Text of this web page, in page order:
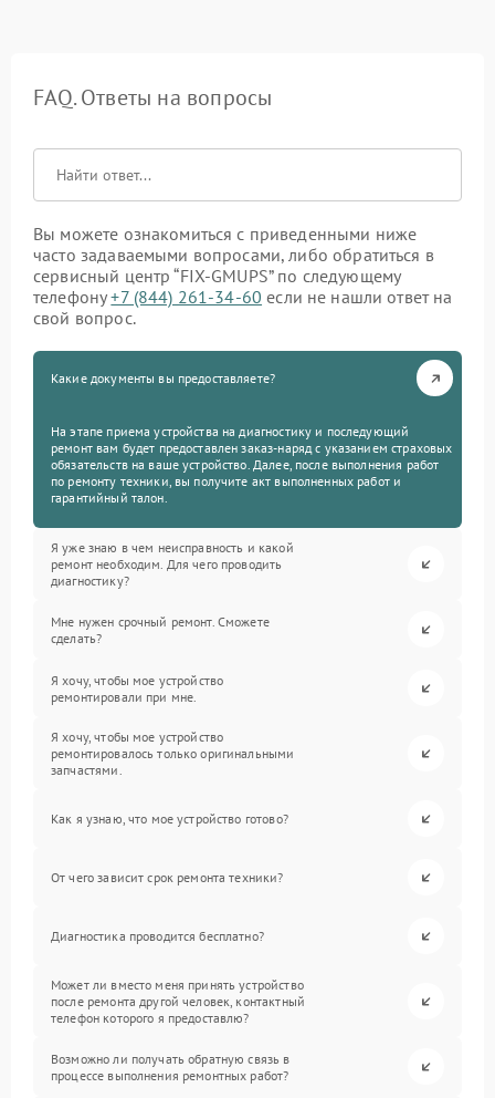
FAQ. Ответы на вопросы
Вы можете ознакомиться с приведенными ниже
часто задаваемыми вопросами, либо обратиться в
сервисный центр “FIX-GMUPS” по следующему
телефону+7 (844) 261-34-60 если не нашли ответ на
свой вопрос.
Какие документы вы предоставляете?
На этапе приема устройства на диагностику и последующий
ремонт вам будет предоставлен заказ-наряд с указанием страховых
обязательств на ваше устройство. Далее, после выполнения работ
по ремонту техники, вы получите акт выполненных работ и
гарантийный талон.
Я уже знаю в чем неисправность и какой
ремонт необходим. Для чего проводить
диагностику?
Мне нужен срочный ремонт. Сможете
сделать?
Я хочу, чтобы мое устройство
ремонтировали при мне.
Я хочу, чтобы мое устройство
ремонтировалось только оригинальными
запчастями.
Как я узнаю, что мое устройство готово?
От чего зависит срок ремонта техники?
Диагностика проводится бесплатно?
Может ли вместо меня принять устройство
после ремонта другой человек, контактный
телефон которого я предоставлю?
Возможно ли получать обратную связь в
процессе выполнения ремонтных работ?